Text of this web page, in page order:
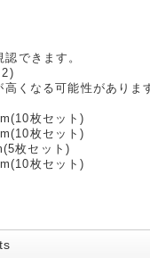
できます。
くなる可能性がありま
枚セット)
枚セット)
枚セット)
枚セット)